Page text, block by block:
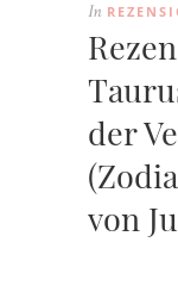
In
der
von